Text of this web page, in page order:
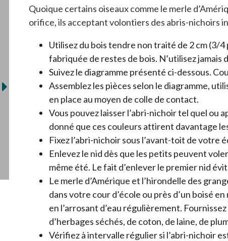
Quoique certains oiseaux comme le merle
orifice, ils acceptant volontiers des abris-nichoirs
Utilisez du bois tendre non traité de 2 cm
fabriquée de restes de bois. N’utilisez
Suivez le diagramme présenté ci-dessous.
Assemblez les pièces selon le diagramme,
en place au moyen de colle de contact.
Vous pouvez laisser l’abri-nichoir tel quel ou
donné que ces couleurs attirent davantage
Fixez l’abri-nichoir sous l’avant-toit de votre
Enlevez le nid dès que les petits peuvent
même été. Le fait d’enlever le premier nid
Le merle d’Amérique et l’hirondelle des
dans votre cour d’école ou près d’un boisé
en l’arrosant d’eau régulièrement.
d’herbages séchés, de coton, de laine, de
Vérifiez à intervalle régulier si l’abri-nichoir